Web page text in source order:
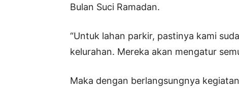
Bulan Suci Ramadan.
“Untuk lahan parkir, pastinya kami
kelurahan. Mereka akan mengatur
Maka dengan berlangsungnya